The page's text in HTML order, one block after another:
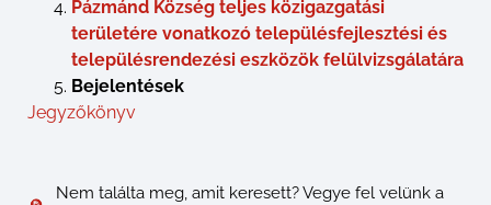
Pázmánd Község teljes közigazgatási
területére vonatkozó településfejlesztési és
településrendezési eszközök felülvizsgálatára
Bejelentések
Jegyzőkönyv
Nem találta meg, amit keresett? Vegye fel velünk a